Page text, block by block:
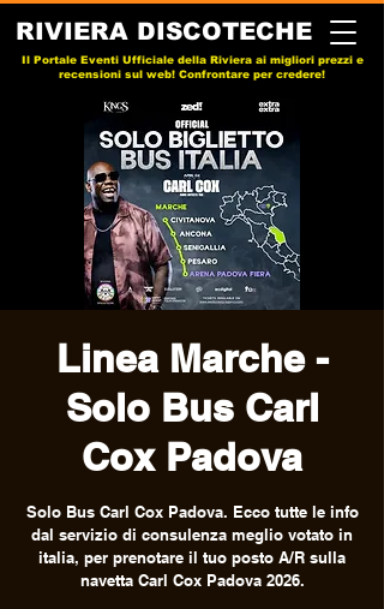
RIVIERA DISCOTECHE
Il Portale Eventi Ufficiale della Riviera ai migliori prezzi e
recensioni sul web! Confrontare per credere!
Linea Marche -
Solo Bus Carl
Cox Padova
Solo Bus Carl Cox Padova. Ecco tutte le info
dal servizio di consulenza meglio votato in
italia, per prenotare il tuo posto A/R sulla
navetta Carl Cox Padova 2026.